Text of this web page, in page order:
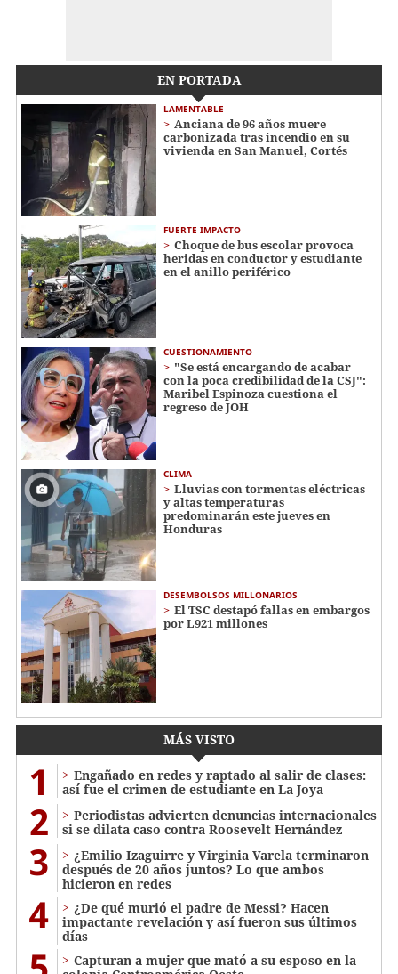
EN PORTADA
LAMENTABLE
Anciana de 96 años muere
carbonizada tras incendio en su
vivienda en San Manuel, Cortés
FUERTE IMPACTO
Choque de bus escolar provoca
heridas en conductor y estudiante
en el anillo periférico
CUESTIONAMIENTO
"Se está encargando de acabar
con la poca credibilidad de la CSJ":
Maribel Espinoza cuestiona el
regreso de JOH
CLIMA
Lluvias con tormentas eléctricas
y altas temperaturas
predominarán este jueves en
Honduras
DESEMBOLSOS MILLONARIOS
El TSC destapó fallas en embargos
por L921 millones
MÁS VISTO
1
Engañado en redes y raptado al salir de clases:
así fue el crimen de estudiante en La Joya
2
Periodistas advierten denuncias internacionales
si se dilata caso contra Roosevelt Hernández
3
¿Emilio Izaguirre y Virginia Varela terminaron
después de 20 años juntos? Lo que ambos
hicieron en redes
4
¿De qué murió el padre de Messi? Hacen
impactante revelación y así fueron sus últimos
días
Capturan a mujer que mató a su esposo en la